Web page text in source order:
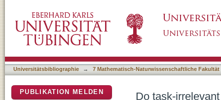
Stroop paradigm
Universitätsbibliographie → 7 Mathematisch-Naturwissenschaftliche Fakultät
Do task-
PUBLIKATION MELDEN